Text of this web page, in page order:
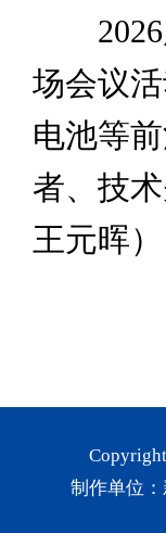
2026
场会议
电池等
者、技
王元晖）
制作单位